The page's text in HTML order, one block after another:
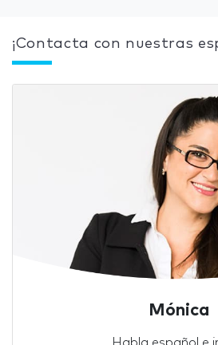
¡Contacta con nuestras
Mónica